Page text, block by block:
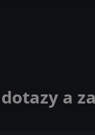
dotazy a